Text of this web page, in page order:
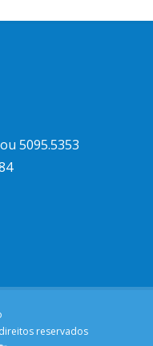
5095.5353
reservados